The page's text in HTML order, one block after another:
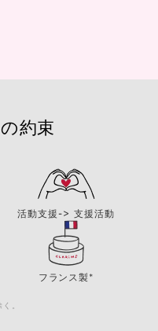
約束
活動支援-> 支援活動
フランス製*
。